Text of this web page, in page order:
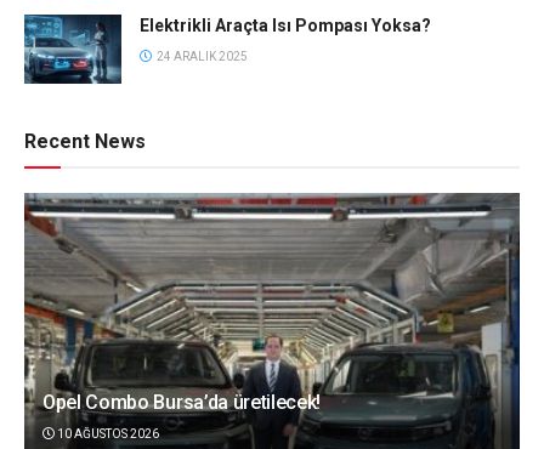
Elektrikli Araçta Isı Pompası Yoksa?
24 ARALIK 2025
Recent News
Opel Combo Bursa’da üretilecek!
10 AĞUSTOS 2026